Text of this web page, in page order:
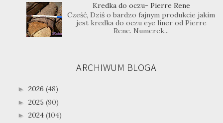
Kredka do oczu- Pierre Rene
Cześć, Dziś o bardzo fajnym produkcie jakim
jest kredka do oczu eye liner od Pierre
Rene. Numerek...
ARCHIWUM BLOGA
► 2026 (48)
► 2025 (90)
► 2024 (104)